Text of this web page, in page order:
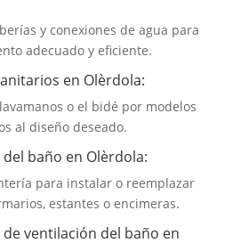
y conexiones de agua para
adecuado y eficiente.
en Olèrdola:
o el bidé por modelos
al diseño deseado.
baño en Olèrdola:
para instalar o reemplazar
estantes o encimeras.
ventilación del baño en